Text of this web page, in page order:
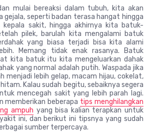
mulai bereaksi dalam tubuh, kita akan
gejala, seperti badan terasa hangat hingga
kepala sakit, hingga akhirnya kita batuk-
pilek, barulah kita mengalami batuk
yang biasa terjadi bisa kita alami
Memang tidak enak rasanya. Batuk
kita batuk itu kita mengeluarkan dahak
yang normal adalah putih. Waspada jika
menjadi lebih gelap, macam hijau, cokelat,
Kalau sudah begitu, sebaiknya segera
mencegah sakit yang lebih parah lagi.
memberikan beberapa tips menghilangkan
ampuh yang bisa kalian terapkan untuk
ini, dan berikut ini tipsnya yang sudah
sumber terpercaya.